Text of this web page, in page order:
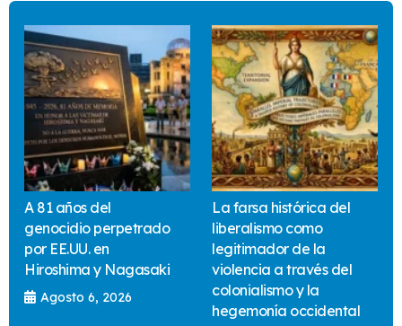
A 81 años del
genocidio perpetrado
por EE.UU. en
Hiroshima y Nagasaki
Agosto 6, 2026
La farsa histórica del
liberalismo como
legitimador de la
violencia a través del
colonialismo y la
hegemonía occidental